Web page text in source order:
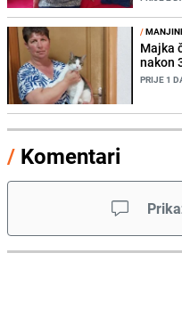
/
Majka
nakon
PRIJE 1
/ Komentari